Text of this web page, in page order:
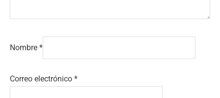
Nombre *
Correo electrónico *